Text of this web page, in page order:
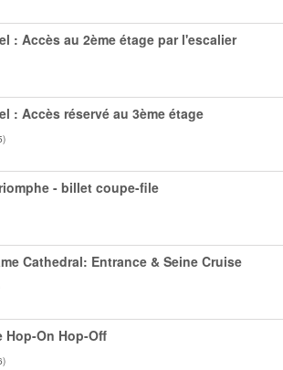
: Accès au 2ème étage par l'escalier
: Accès réservé au 3ème étage
- billet coupe-file
Cathedral: Entrance & Seine Cruise
Hop-On Hop-Off